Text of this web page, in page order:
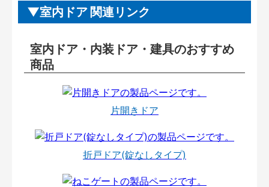
室内ドア 関連リンク
室内ドア・内装ドア・建具のおすすめ
商品
片開きドア
折戸ドア(錠なしタイプ)